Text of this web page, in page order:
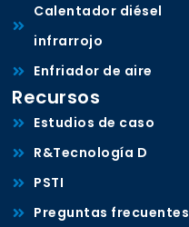
Calentador diésel
infrarrojo
Enfriador de aire
Recursos
Estudios de caso
R&Tecnología D
PSTI
Preguntas frecuentes